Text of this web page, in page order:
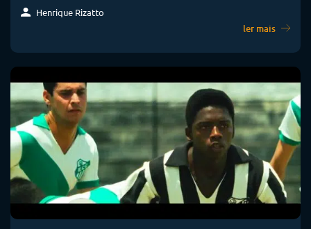
Henrique Rizatto
ler mais